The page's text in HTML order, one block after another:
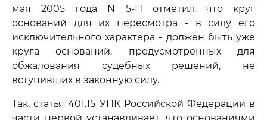
мая 2005 года N 5-П отметил, что круг
оснований для их пересмотра - в силу его
исключительного характера - должен быть уже
круга оснований, предусмотренных для
обжалования судебных решений, не
вступивших в законную силу.
Так, статья 401.15 УПК Российской Федерации в